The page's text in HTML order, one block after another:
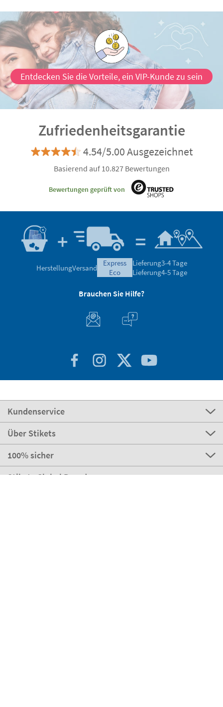
Entdecken Sie die Vorteile, ein VIP-Kunde zu sein
Zufriedenheitsgarantie
4.54/5.00 Ausgezeichnet
Basierend auf 10.827 Bewertungen
Bewertungen geprüft von
HerstellungVersand
express
eco
Lieferung3-4 Tage
Lieferung4-5 Tage
Brauchen Sie Hilfe?
Kundenservice
Über Stikets
100% sicher
Stikets Global Brand